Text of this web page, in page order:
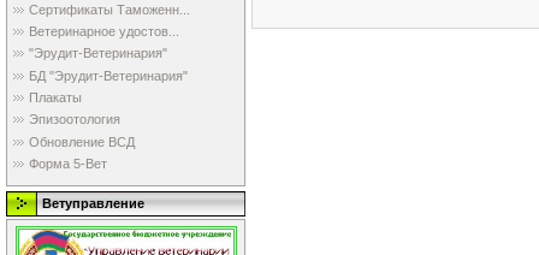
Сертификаты Таможенн...
Ветеринарное удостов...
"Эрудит-Ветеринария"
БД "Эрудит-Ветеринария"
Плакаты
Эпизоотология
Обновление ВСД
Форма 5-Вет
Ветуправление